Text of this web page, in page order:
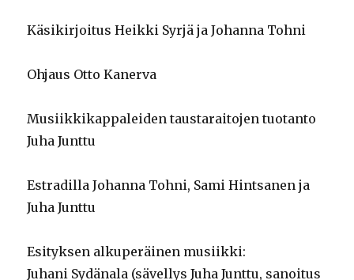
Käsikirjoitus Heikki Syrjä ja Johanna Tohni
Ohjaus Otto Kanerva
Musiikkikappaleiden taustaraitojen tuotanto
Juha Junttu
Estradilla Johanna Tohni, Sami Hintsanen ja
Juha Junttu
Esityksen alkuperäinen musiikki:
Juhani Sydänala (sävellys Juha Junttu, sanoitus